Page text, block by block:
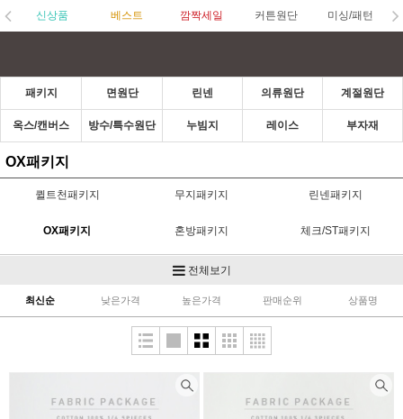
신상품 베스트 깜짝세일 커튼원단 미싱/패턴
패키지 면원단 린넨 의류원단 계절원단
옥스/캔버스 방수/특수원단 누빔지 레이스 부자재
OX패키지
퀼트천패키지 무지패키지 린넨패키지
OX패키지 혼방패키지 체크/ST패키지
도트패키지
다이마루패키지
전체보기
최신순 낮은가격 높은가격 판매순위 상품명